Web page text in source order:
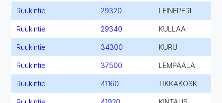
Ruukintie 29320 LEINEPERI
Ruukintie 29340 KULLAA
Ruukintie 34300 KURU
Ruukintie 37500 LEMPÄÄLÄ
Ruukintie 41160 TIKKAKOSKI